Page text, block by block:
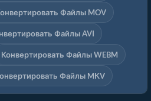
Файлы MOV
Файлы AVI
Конвертировать Файлы WEBM
Файлы MKV